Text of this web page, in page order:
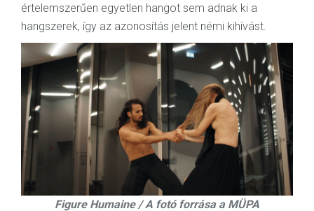
értelemszerűen egyetlen hangot sem adnak ki a
hangszerek, így az azonosítás jelent némi kihívást.
Figure Humaine / A fotó forrása a MÜPA